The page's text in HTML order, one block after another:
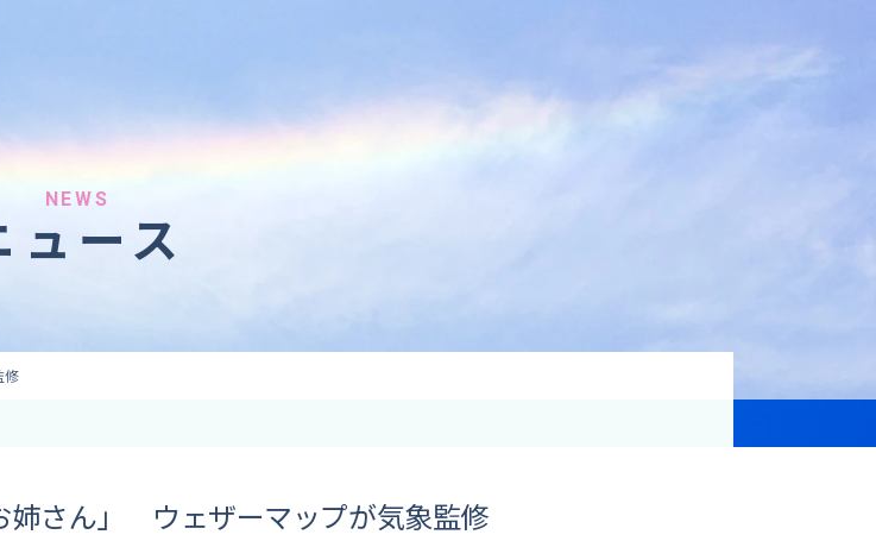
コンテンツ提供
その他の情報提供
気象予報士講座について
NEWS
ュース
修
姉さん」 ウェザーマップが気象監修